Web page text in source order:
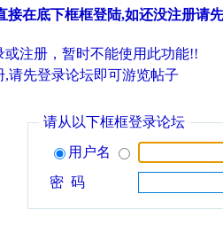
接在底下框框登陆,如还没注册请
或注册，暂时不能使用此功能!!
,请先登录论坛即可游览帖子
请从以下框框登录论坛
用户名
密 码